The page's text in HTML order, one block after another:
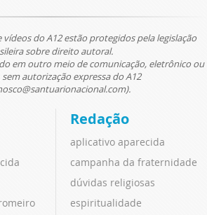
do A12 estão protegidos pela legislação
sobre direito autoral.
em outro meio de comunicação, eletrônico ou
autorização expressa do A12
Redação
aplicativo aparecida
campanha da fraternidade
dúvidas religiosas
espiritualidade